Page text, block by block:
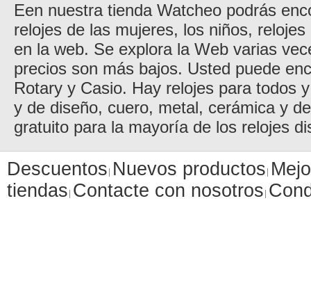
Een nuestra tienda Watcheo podrás
relojes de las mujeres, los niños,
en la web. Se explora la Web varias
precios son más bajos. Usted puede
Rotary y Casio. Hay relojes para todos
y de diseño, cuero, metal, cerámica y
gratuito para la mayoría de los relojes
Descuentos Nuevos productos
tiendas Contacte con nosotros